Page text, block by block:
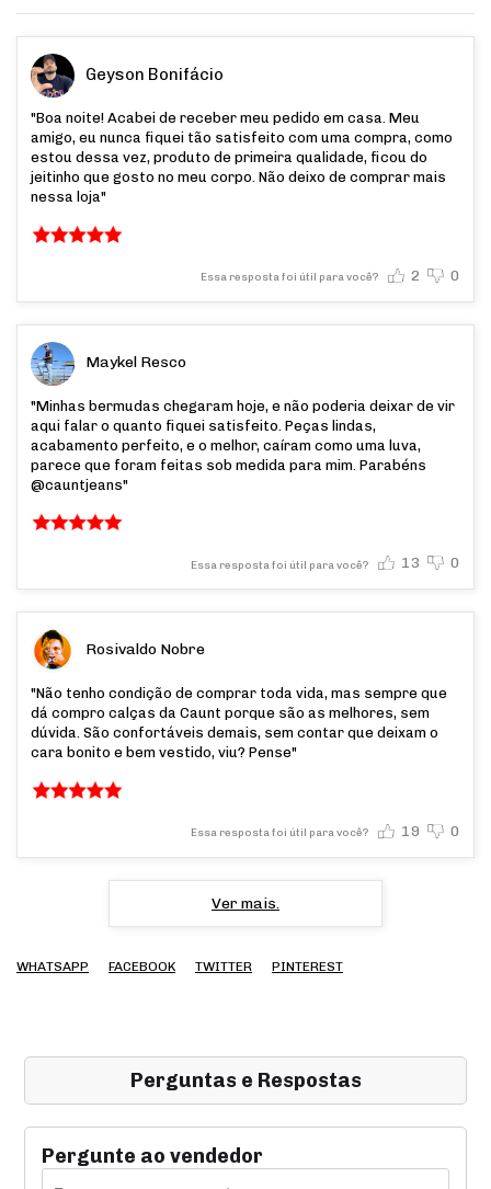
Geyson Bonifácio
"Boa noite! Acabei de receber meu pedido em casa. Meu
amigo, eu nunca fiquei tão satisfeito com uma compra, como
estou dessa vez, produto de primeira qualidade, ficou do
jeitinho que gosto no meu corpo. Não deixo de comprar mais
nessa loja"
Essa resposta foi útil para você? 2 0
Maykel Resco
"Minhas bermudas chegaram hoje, e não poderia deixar de vir
aqui falar o quanto fiquei satisfeito. Peças lindas,
acabamento perfeito, e o melhor, caíram como uma luva,
parece que foram feitas sob medida para mim. Parabéns
@cauntjeans"
Essa resposta foi útil para você? 13 0
Rosivaldo Nobre
"Não tenho condição de comprar toda vida, mas sempre que
dá compro calças da Caunt porque são as melhores, sem
dúvida. São confortáveis demais, sem contar que deixam o
cara bonito e bem vestido, viu? Pense"
Essa resposta foi útil para você? 19 0
Ver mais.
WHATSAPP FACEBOOK TWITTER PINTEREST
Perguntas e Respostas
Pergunte ao vendedor